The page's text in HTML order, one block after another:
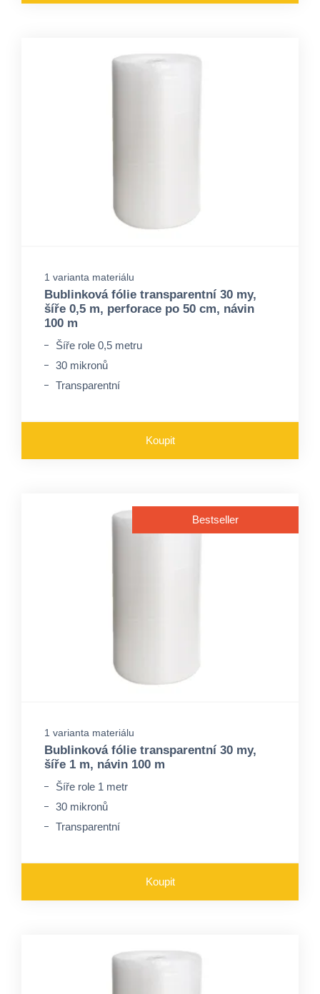
1 varianta materiálu
Bublinková fólie transparentní 30 my,
šíře 0,5 m, perforace po 50 cm, návin
100 m
Šíře role 0,5 metru
30 mikronů
Transparentní
Koupit
Bestseller
1 varianta materiálu
Bublinková fólie transparentní 30 my,
šíře 1 m, návin 100 m
Šíře role 1 metr
30 mikronů
Transparentní
Koupit